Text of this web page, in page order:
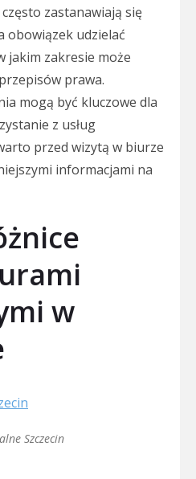
zastanawiają się
obowiązek udzielać
jakim zakresie może
prawa.
mogą być kluczowe dla
z usług
przed wizytą w biurze
informacjami na
w
Szczecin